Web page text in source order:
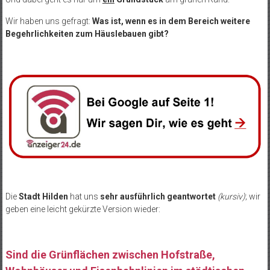
Wir haben uns gefragt: Was ist, wenn es in dem Bereich weitere
Begehrlichkeiten zum Häuslebauen gibt?
DieStadt Hilden hat uns sehr ausführlich geantwortet (kursiv); wir
geben eine leicht gekürzte Version wieder:
Sind die Grünflächen zwischen Hofstraße,